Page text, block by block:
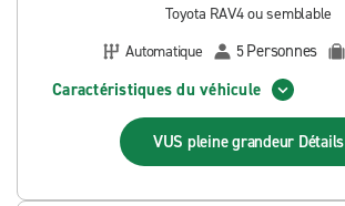
Toyota RAV4 ou semblable
Automatique
5Personnes
Caractéristiques du véhicule
VUS pleine grandeur Détails